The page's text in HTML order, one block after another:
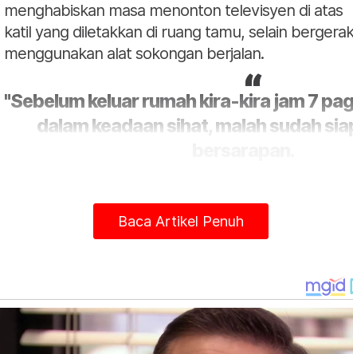
menghabiskan masa menonton televisyen di atas
katil yang diletakkan di ruang tamu, selain bergerak
menggunakan alat sokongan berjalan.
"Sebelum keluar rumah kira-kira jam 7
dalam keadaan sihat, malah sudah
biasa. Saya sempat berpesan supaya dia menutup
televisyen jika sudah panas atau sekiranya
Baca Artikel Penuh